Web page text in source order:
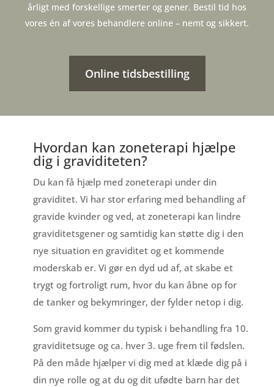
årligt med forskellige smerter og gener. Bestil tid hos
vores én af vores behandlere online – nemt og sikkert.
Online tidsbestilling
Hvordan kan zoneterapi hjælpe
dig i graviditeten?
Du kan få hjælp med zoneterapi under din
graviditet. Vi har stor erfaring med behandling af
gravide kvinder og ved, at zoneterapi kan lindre
graviditetsgener og samtidig kan støtte dig i den
nye situation en graviditet og et kommende
moderskab er. Vi gør en dyd ud af, at skabe et
trygt og fortroligt rum, hvor du kan åbne op for
de tanker og bekymringer, der fylder netop i dig.
Som gravid kommer du typisk i behandling fra 10.
graviditetsuge og ca. hver 3. uge frem til fødslen.
På den måde hjælper vi dig med at klæde dig på i
din nye rolle og at du og dit ufødte barn har det